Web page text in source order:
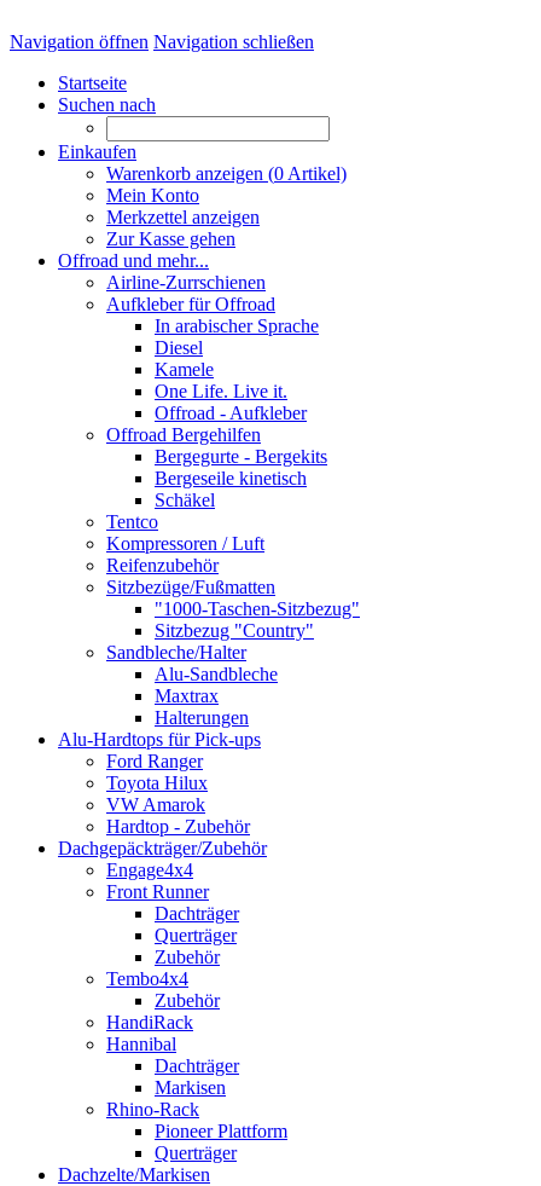
Navigation öffnen Navigation schließen
Startseite
Suchen nach
Einkaufen
Warenkorb anzeigen (0 Artikel)
Mein Konto
Merkzettel anzeigen
Zur Kasse gehen
Offroad und mehr...
Airline-Zurrschienen
Aufkleber für Offroad
In arabischer Sprache
Diesel
Kamele
One Life. Live it.
Offroad - Aufkleber
Offroad Bergehilfen
Bergegurte - Bergekits
Bergeseile kinetisch
Schäkel
Tentco
Kompressoren / Luft
Reifenzubehör
Sitzbezüge/Fußmatten
"1000-Taschen-Sitzbezug"
Sitzbezug "Country"
Sandbleche/Halter
Alu-Sandbleche
Maxtrax
Halterungen
Alu-Hardtops für Pick-ups
Ford Ranger
Toyota Hilux
VW Amarok
Hardtop - Zubehör
Dachgepäckträger/Zubehör
Engage4x4
Front Runner
Dachträger
Querträger
Zubehör
Tembo4x4
Zubehör
HandiRack
Hannibal
Dachträger
Markisen
Rhino-Rack
Pioneer Plattform
Querträger
Dachzelte/Markisen